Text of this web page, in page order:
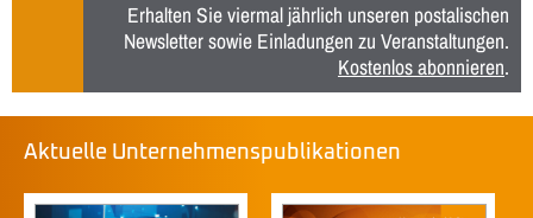
Erhalten Sie viermal jährlich unseren postalischen
Newsletter sowie Einladungen zu Veranstaltungen.
Kostenlos abonnieren.
Aktuelle Unternehmenspublikationen